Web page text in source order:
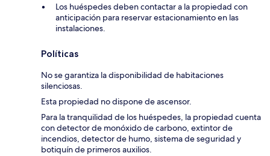
Los huéspedes deben contactar a la propiedad con
anticipación para reservar estacionamiento en las
instalaciones.
Políticas
No se garantiza la disponibilidad de habitaciones
silenciosas.
Esta propiedad no dispone de ascensor.
Para la tranquilidad de los huéspedes, la propiedad cuenta
con detector de monóxido de carbono, extintor de
incendios, detector de humo, sistema de seguridad y
botiquín de primeros auxilios.